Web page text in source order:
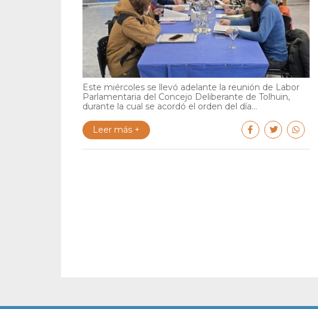
Este miércoles se llevó adelante la reunión de Labor
Parlamentaria del Concejo Deliberante de Tolhuin,
durante la cual se acordó el orden del día...
Leer más +